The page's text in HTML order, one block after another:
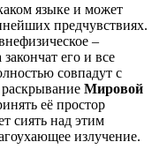
языке и может
предчувствиях.
–
его и все
совпадут с
раскрываниеМировой
её простор
сиять над этим
излучение.